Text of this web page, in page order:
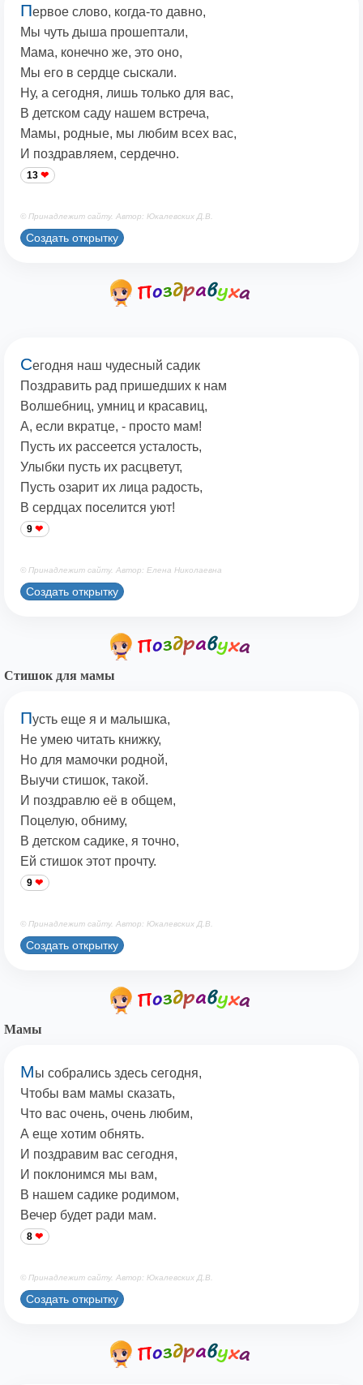
Первое слово, когда-то давно,
Мы чуть дыша прошептали,
Мама, конечно же, это оно,
Мы его в сердце сыскали.
Ну, а сегодня, лишь только для вас,
В детском саду нашем встреча,
Мамы, родные, мы любим всех вас,
И поздравляем, сердечно.
13
© Принадлежит сайту. Автор: Юкалевских Д.В.
Создать открытку
Сегодня наш чудесный садик
Поздравить рад пришедших к нам
Волшебниц, умниц и красавиц,
А, если вкратце, - просто мам!
Пусть их рассеется усталость,
Улыбки пусть их расцветут,
Пусть озарит их лица радость,
В сердцах поселится уют!
9
© Принадлежит сайту. Автор: Елена Николаевна
Создать открытку
Стишок для мамы
Пусть еще я и малышка,
Не умею читать книжку,
Но для мамочки родной,
Выучи стишок, такой.
И поздравлю её в общем,
Поцелую, обниму,
В детском садике, я точно,
Ей стишок этот прочту.
9
© Принадлежит сайту. Автор: Юкалевских Д.В.
Создать открытку
Мамы
Мы собрались здесь сегодня,
Чтобы вам мамы сказать,
Что вас очень, очень любим,
А еще хотим обнять.
И поздравим вас сегодня,
И поклонимся мы вам,
В нашем садике родимом,
Вечер будет ради мам.
8
© Принадлежит сайту. Автор: Юкалевских Д.В.
Создать открытку